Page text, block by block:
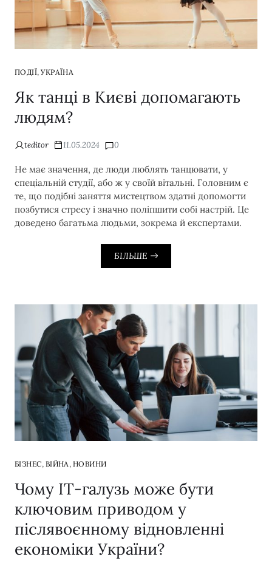
ПОДІЇ,УКРАЇНА
Як танці в Києві допомагають
людям?
teditor 11.05.2024 0
Не має значення, де люди люблять танцювати, у
спеціальній студії, або ж у своїй вітальні. Головним є
те, що подібні заняття мистецтвом здатні допомогти
позбутися стресу і значно поліпшити собі настрій. Це
доведено багатьма людьми, зокрема й експертами.
БІЛЬШЕ
БІЗНЕС, ВІЙНА , НОВИНИ
Чому ІТ-галузь може бути
ключовим приводом у
післявоєнному відновленні
економіки України?